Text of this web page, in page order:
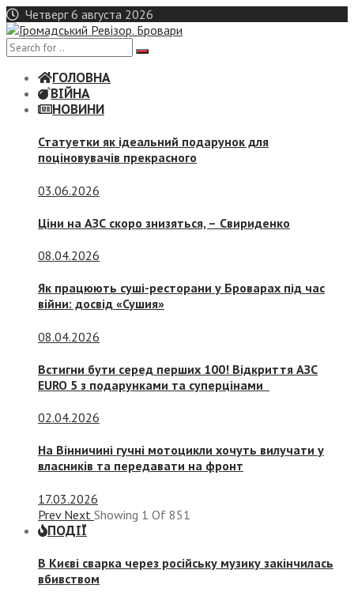
Skip
to
content
Четверг 6 августа 2026
ГОЛОВНА
ВІЙНА
НОВИНИ
Статуетки як ідеальний подарунок для
поціновувачів прекрасного
03.06.2026
Ціни на АЗС скоро знизяться, – Свириденко
08.04.2026
Як працюють суші-ресторани у Броварах під час
війни: досвід «Сушия»
08.04.2026
Встигни бути серед перших 100! Відкриття АЗС
EURO 5 з подарунками та суперцінами
02.04.2026
На Вінничині гучні мотоцикли хочуть вилучати у
власників та передавати на фронт
17.03.2026
Prev Next Showing 1 Of 851
ПОДІЇ
В Києві сварка через російську музику закінчилась
вбивством